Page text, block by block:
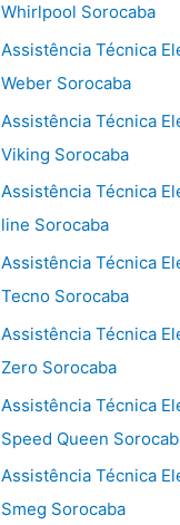
Whirlpool Sorocaba
Assistência Técnica
Weber Sorocaba
Assistência Técnica
Viking Sorocaba
Assistência Técnica
line Sorocaba
Assistência Técnica
Tecno Sorocaba
Assistência Técnica
Zero Sorocaba
Assistência Técnica
Speed Queen
Assistência Técnica
Smeg Sorocaba